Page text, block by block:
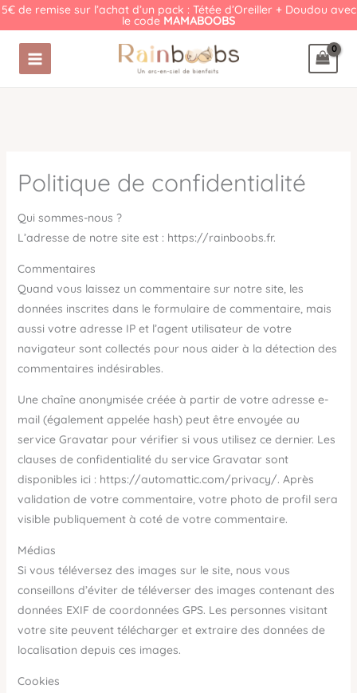
5€ de remise sur l’achat d’un pack : Tétée d’Oreiller + Doudou avec
le code MAMABOOBS
Aller
au
contenu
Politique de confidentialité
Qui sommes-nous ?
L’adresse de notre site est : https://rainboobs.fr.
Commentaires
Quand vous laissez un commentaire sur notre site, les
données inscrites dans le formulaire de commentaire, mais
aussi votre adresse IP et l’agent utilisateur de votre
navigateur sont collectés pour nous aider à la détection des
commentaires indésirables.
Une chaîne anonymisée créée à partir de votre adresse e-
mail (également appelée hash) peut être envoyée au
service Gravatar pour vérifier si vous utilisez ce dernier. Les
clauses de confidentialité du service Gravatar sont
disponibles ici : https://automattic.com/privacy/. Après
validation de votre commentaire, votre photo de profil sera
visible publiquement à coté de votre commentaire.
Médias
Si vous téléversez des images sur le site, nous vous
conseillons d’éviter de téléverser des images contenant des
données EXIF de coordonnées GPS. Les personnes visitant
votre site peuvent télécharger et extraire des données de
localisation depuis ces images.
Cookies